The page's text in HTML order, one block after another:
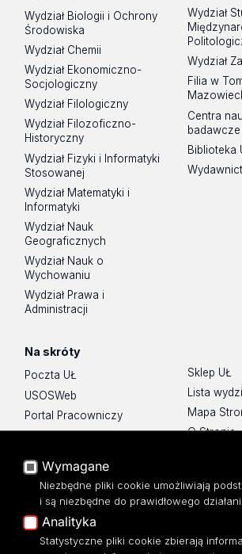
Wydział Biologii i Ochrony
Środowiska
Wydział Chemii
Wydział Ekonomiczno-
Socjologiczny
Wydział Filologiczny
Wydział Filozoficzno-
Historyczny
Wydział Fizyki i Informatyki
Stosowanej
Wydział Matematyki i
Informatyki
Wydział Nauk
Geograficznych
Wydział Nauk o
Wychowaniu
Wydział Prawa i
Administracji
Wydział
Wydział
Filia w
Centra
badawcze
Biblioteka
Na skróty
Poczta UŁ
USOSWeb
Portal Pracowniczy
Baza Aktów Własnych
Moodle
Eksperci UŁ
Polityka Prywatności
Dostępność
Sklep UŁ
Lista
Mapa
O Stronie
Wymagane
Niezbędne pliki cookie umożliwiają
i są niezbędne do prawidłowego
Analityka
Statystyczne pliki cookie zbierają